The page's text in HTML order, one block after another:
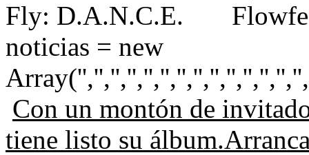
Fly: D.A.N.C.E.
noticias = new
Con un montón de
tiene listo su álbum.